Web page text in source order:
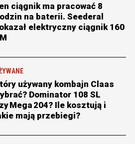
ciągnik ma pracować 8
na baterii. Seederal
elektryczny ciągnik 160
używany kombajn Claas
Dominator 108 SL
Mega 204? Ile kosztują i
mają przebiegi?